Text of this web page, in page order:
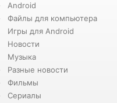
Android
Файлы для компьютера
Игры для Android
Новости
Музыка
Разные новости
Фильмы
Сериалы